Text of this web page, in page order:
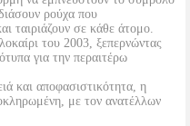
ρούχα που
ταιριάζουν σε κάθε άτομο.
του 2003, ξεπερνώντας
για την περαιτέρω
και αποφασιστικότητα, η
με τον ανατέλλων